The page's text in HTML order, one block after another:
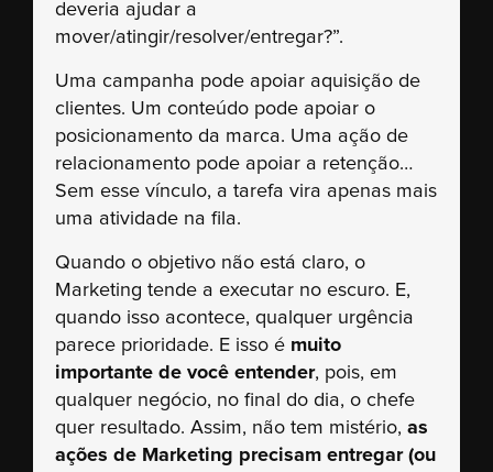
deveria ajudar a
mover/atingir/resolver/entregar?”.
Uma campanha pode apoiar aquisição de
clientes. Um conteúdo pode apoiar o
posicionamento da marca. Uma ação de
relacionamento pode apoiar a retenção…
Sem esse vínculo, a tarefa vira apenas mais
uma atividade na fila.
Quando o objetivo não está claro, o
Marketing tende a executar no escuro. E,
quando isso acontece, qualquer urgência
parece prioridade. E isso é muito
importante de você entender, pois, em
qualquer negócio, no final do dia, o chefe
quer resultado. Assim, não tem mistério, as
ações de Marketing precisam entregar (ou